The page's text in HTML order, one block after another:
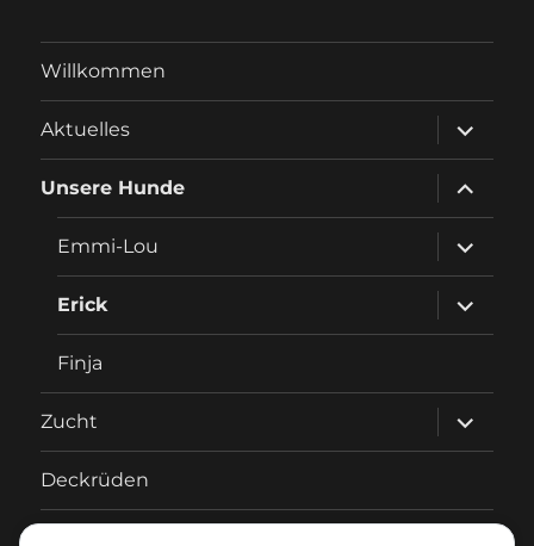
Willkommen
Aktuelles
anzeigen
Unsere Hunde
anzeigen
Emmi-Lou
anzeigen
Erick
anzeigen
Finja
Zucht
anzeigen
Deckrüden